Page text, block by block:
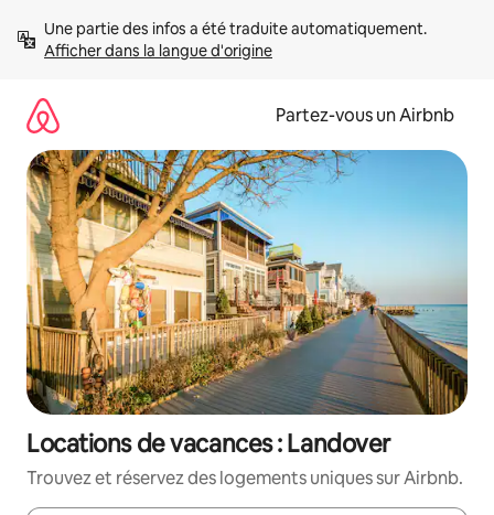
directement
Afficher dans la langue d'origine
Partez-vous un Airbnb
Locations de vacances : Landover
Trouvez et réservez des logements uniques sur Airbnb.